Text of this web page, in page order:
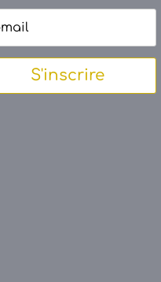
S'inscrire